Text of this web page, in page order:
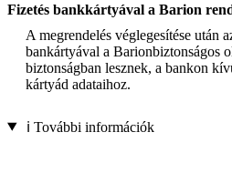
Fizetés bankkártyával a Barion
A megrendelés véglegesítése után
bankártyával a Barionbiztonságos
biztonságban lesznek, a bankon
kártyád adataihoz.
ℹ️ További információk